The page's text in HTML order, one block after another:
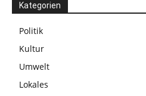
Kategorien
Politik
Kultur
Umwelt
Lokales